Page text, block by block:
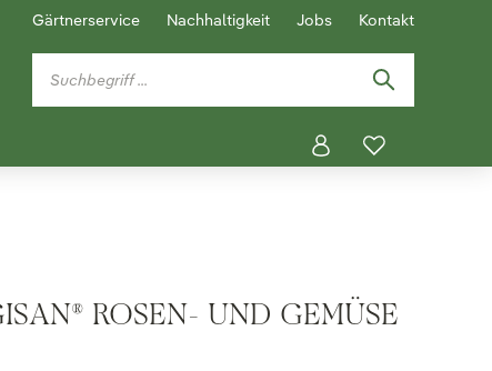
Gärtnerservice Nachhaltigkeit Jobs Kontakt
ROSEN- UND GEMÜSE